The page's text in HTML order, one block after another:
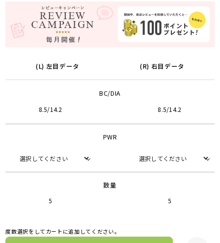
(L) 左目データ (R) 右目データ
BC/DIA
8.5/14.2 8.5/14.2
PWR
数量
5 5
度数選択をしてカートに追加してください。